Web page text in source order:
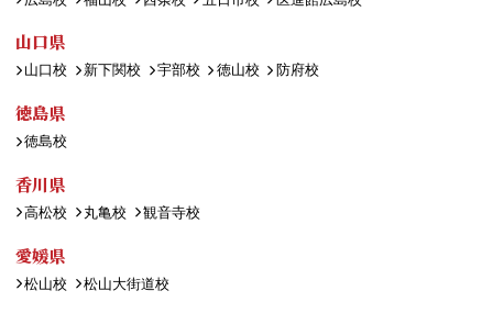
山口県
山口校 新下関校 宇部校 徳山校 防府校
徳島県
徳島校
香川県
高松校 丸亀校 観音寺校
愛媛県
松山校 松山大街道校